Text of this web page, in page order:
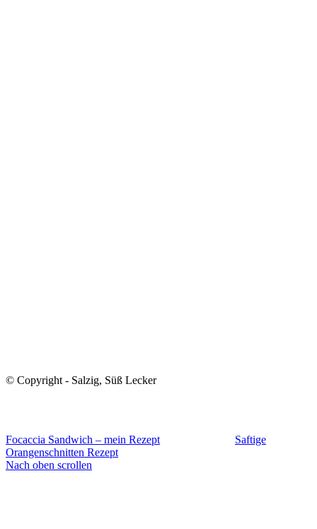
© Copyright - Salzig, Süß Lecker
Focaccia Sandwich – mein Rezept
Saftige
Orangenschnitten Rezept
Nach oben scrollen